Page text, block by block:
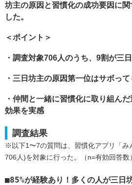
坊主の原因と習慣化の成功要因に
した。
＜ポイント＞
・調査対象706人のうち、9割が三
・三日坊主の原因第一位はサボって
・仲間と一緒に習慣化に取り組ん
効果を実感
調査結果
※以下1〜7の質問は、習慣化アプリ「み
706人)を対象に行った。（n=有効回答数）
85%が経験あり！多くの人が三日